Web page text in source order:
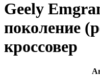
Geely
поколение
кроссовер